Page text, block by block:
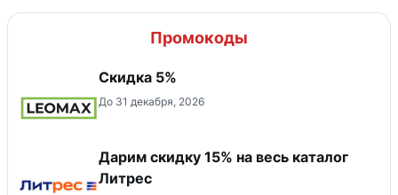
Промокоды
Скидка 5%
До 31 декабря, 2026
Дарим скидку 15% на весь каталог
Литрес